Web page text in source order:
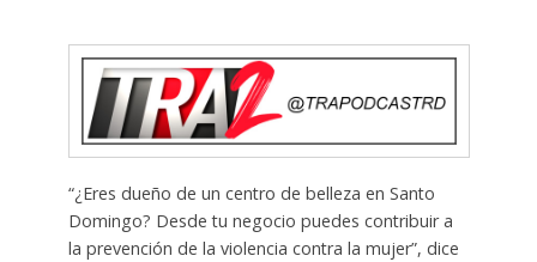
“¿Eres dueño de un centro de belleza en Santo
Domingo? Desde tu negocio puedes contribuir a
la prevención de la violencia contra la mujer”, dice